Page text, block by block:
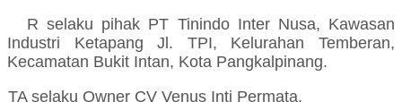
R selaku pihak PT Tinindo Inter Nusa, Kawasan
Industri Ketapang Jl. TPI, Kelurahan Temberan,
Kecamatan Bukit Intan, Kota Pangkalpinang.
TA selaku Owner CV Venus Inti Permata.